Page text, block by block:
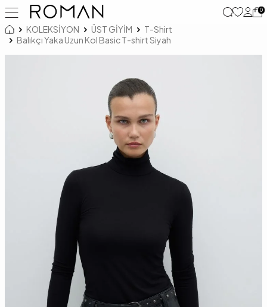
0
KOLEKSİYON ÜST GİYİM
T-Shirt
Balıkçı Yaka Uzun Kol Basic T-shirt Siyah